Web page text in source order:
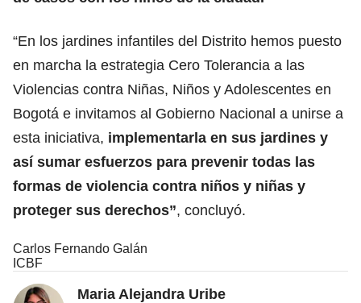
“En los jardines infantiles del Distrito hemos puesto
en marcha la estrategia Cero Tolerancia a las
Violencias contra Niñas, Niños y Adolescentes en
Bogotá e invitamos al Gobierno Nacional a unirse a
esta iniciativa, implementarla en sus jardines y
así sumar esfuerzos para prevenir todas las
formas de violencia contra niños y niñas y
proteger sus derechos”, concluyó.
Carlos Fernando Galán
ICBF
Maria Alejandra Uribe